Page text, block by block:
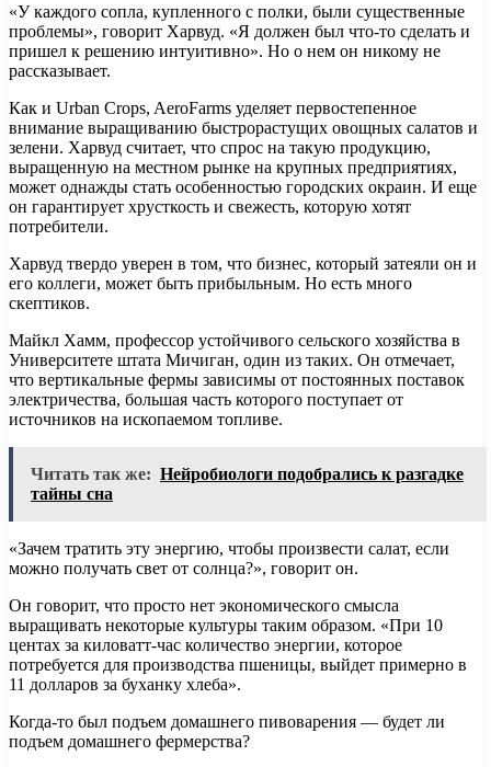
«У каждого сопла, купленного с полки, были существенные
проблемы», говорит Харвуд. «Я должен был что-то сделать и
пришел к решению интуитивно». Но о нем он никому не
рассказывает.
Как и Urban Crops, AeroFarms уделяет первостепенное
внимание выращиванию быстрорастущих овощных салатов и
зелени. Харвуд считает, что спрос на такую продукцию,
выращенную на местном рынке на крупных предприятиях,
может однажды стать особенностью городских окраин. И еще
он гарантирует хрусткость и свежесть, которую хотят
потребители.
Харвуд твердо уверен в том, что бизнес, который затеяли он и
его коллеги, может быть прибыльным. Но есть много
скептиков.
Майкл Хамм, профессор устойчивого сельского хозяйства в
Университете штата Мичиган, один из таких. Он отмечает,
что вертикальные фермы зависимы от постоянных поставок
электричества, большая часть которого поступает от
источников на ископаемом топливе.
Читать так же: Нейробиологи подобрались к разгадке
тайны сна
«Зачем тратить эту энергию, чтобы произвести салат, если
можно получать свет от солнца?», говорит он.
Он говорит, что просто нет экономического смысла
выращивать некоторые культуры таким образом. «При 10
центах за киловатт-час количество энергии, которое
потребуется для производства пшеницы, выйдет примерно в
11 долларов за буханку хлеба».
Когда-то был подъем домашнего пивоварения — будет ли
подъем домашнего фермерства?